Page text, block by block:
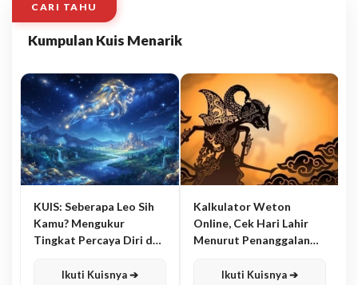
CARI TAHU
Kumpulan Kuis Menarik
KUIS: Seberapa Leo Sih
Kamu? Mengukur
Tingkat Percaya Diri dan
Ikuti Kuisnya ➔
Kalkulator Weton
Online, Cek Hari Lahir
Menurut Penanggalan
Ikuti Kuisnya ➔